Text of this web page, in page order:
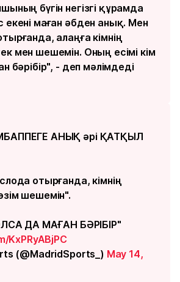
бүгін негізгі құрамда
екені маған әбден анық. Мен
алаңға кімнің
мен шешемін. Оның есімі кім
бәрібір", - деп мәлімдеді
АНЫҚ әрі ҚАТҚЫЛ
отырғанда, кімнің
шешемін".
ДА МАҒАН БӘРІБІР"
KxPRyABjPC
(@MadridSports_) May 14,